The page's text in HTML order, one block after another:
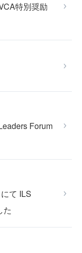
特別奨励
Forum
て ILS
た